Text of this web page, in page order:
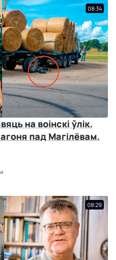
08:34
на воінскі ўлік.
пад Магілёвам.
08:29